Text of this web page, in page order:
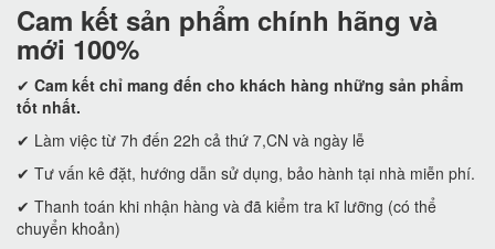
Cam kết sản phẩm chính hãng và
mới 100%
✔ Cam kết chỉ mang đến cho khách hàng những sản phẩm
tốt nhất.
✔ Làm việc từ 7h đến 22h cả thứ 7,CN và ngày lễ
✔ Tư vấn kê đặt, hướng dẫn sử dụng, bảo hành tại nhà miễn phí.
✔ Thanh toán khi nhận hàng và đã kiểm tra kĩ lưỡng (có thể
chuyển khoản)